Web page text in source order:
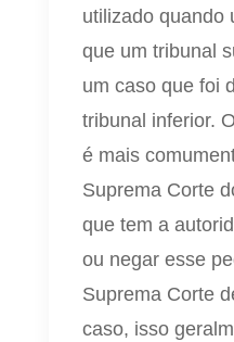
utilizado quando
que um tribunal
um caso que foi
tribunal inferior.
é mais
Suprema Corte
que tem a
ou negar esse
Suprema Corte
caso, isso